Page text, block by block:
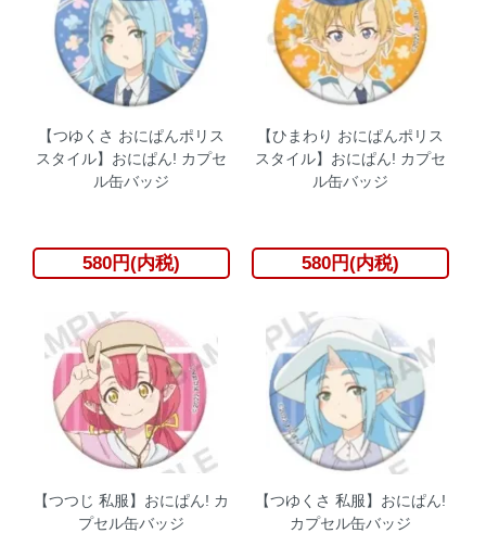
【つゆくさ おにぱんポリス
スタイル】おにぱん! カプセ
ル缶バッジ
580円(内税)
【ひまわり おにぱんポリス
スタイル】おにぱん! カプセ
ル缶バッジ
580円(内税)
【つつじ 私服】おにぱん! カ
プセル缶バッジ
【つゆくさ 私服】おにぱん!
カプセル缶バッジ